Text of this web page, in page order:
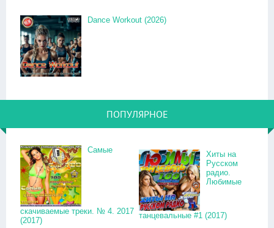
Dance Workout (2026)
ПОПУЛЯРНОЕ
Самые
скачиваемые треки. № 4. 2017
(2017)
Хиты на
Русском
радио.
Любимые
танцевальные #1 (2017)